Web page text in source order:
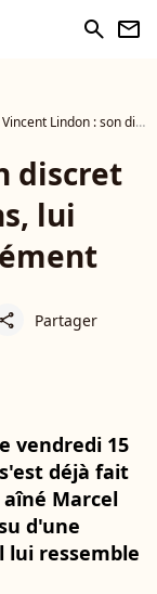
search newsletter
Vincent Lindon : son discret fils Marcel, 25 ans, lui ressemble énormément
discret
lui
share Partager
vendredi 15
déjà fait
Marcel
d'une
lui ressemble